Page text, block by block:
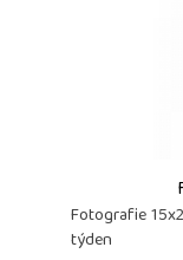
Fotografie
týden